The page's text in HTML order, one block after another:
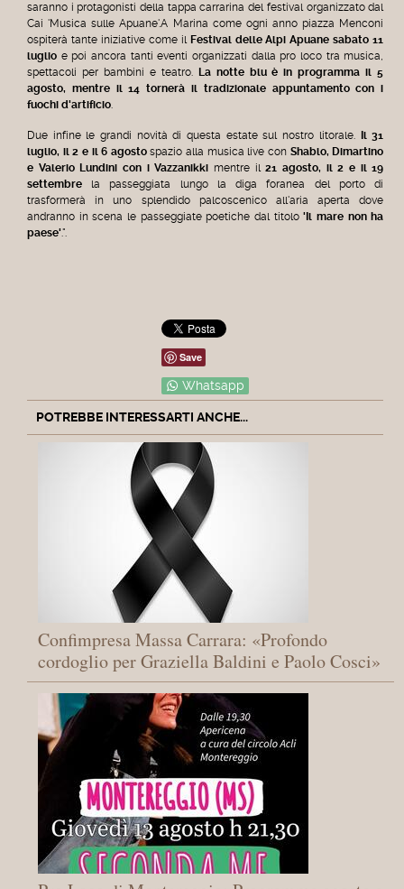
saranno i protagonisti della tappa carrarina del festival organizzato dal
Cai 'Musica sulle Apuane'.A Marina come ogni anno piazza Menconi
ospiterà tante iniziative come il Festival delle Alpi Apuane sabato 11
luglio e poi ancora tanti eventi organizzati dalla pro loco tra musica,
spettacoli per bambini e teatro. La notte blu è in programma il 5
agosto, mentre il 14 tornerà il tradizionale appuntamento con i
fuochi d'artificio.
Due infine le grandi novità di questa estate sul nostro litorale.
Il 31
luglio, il 2 e il 6 agosto spazio alla musica live con Shablo, Dimartino
e Valerio Lundini con i Vazzanikki mentre il 21 agosto, il 2 e il 19
settembre
la passeggiata lungo la diga foranea del porto di
trasformerà in uno splendido palcoscenico all'aria aperta dove
andranno in scena le passeggiate poetiche dal titolo 'Il mare non ha
paese'.".
Save
Whatsapp
POTREBBE INTERESSARTI ANCHE...
Confimpresa Massa Carrara: «Profondo
cordoglio per Graziella Baldini e Paolo Cosci»